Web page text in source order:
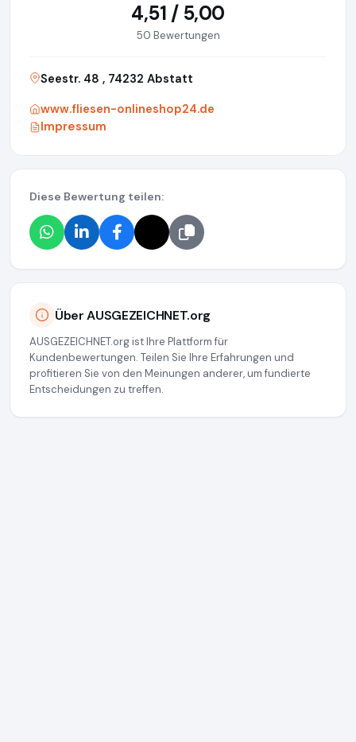
4,51 / 5,00
50 Bewertungen
Seestr. 48 , 74232 Abstatt
www.fliesen-onlineshop24.de
Impressum
Diese Bewertung teilen:
Über AUSGEZEICHNET.org
AUSGEZEICHNET.org ist Ihre Plattform für
Kundenbewertungen. Teilen Sie Ihre Erfahrungen und
profitieren Sie von den Meinungen anderer, um fundierte
Entscheidungen zu treffen.